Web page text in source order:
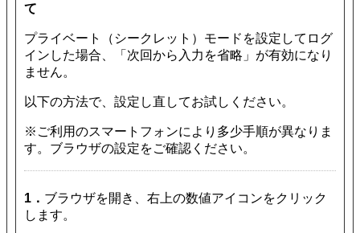
て
プライベート（シークレット）モードを設定してログ
インした場合、「次回から入力を省略」が有効になり
ません。
以下の方法で、設定し直してお試しください。
※ご利用のスマートフォンにより多少手順が異なりま
す。ブラウザの設定をご確認ください。
1． ブラウザを開き、右上の数値アイコンをクリック
します。